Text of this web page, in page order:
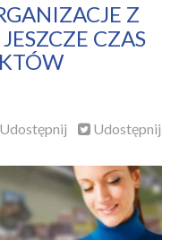
Z
CZAS
Udostępnij Udostępnij